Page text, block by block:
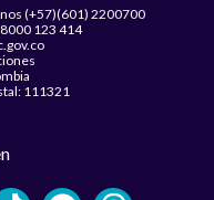
(+57)(601) 2200700
123 414
111321